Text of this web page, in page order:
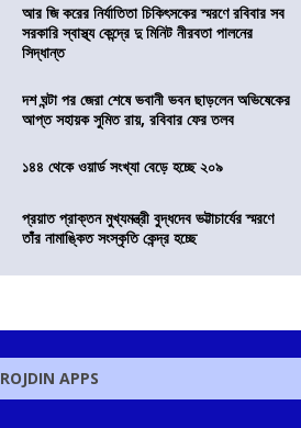
আর জি করের নির্যাতিতা চিকিৎসকের স্মরণে রবিবার সব
সরকারি স্বাস্থ্য কেন্দ্রে দু মিনিট নীরবতা পালনের
সিদ্ধান্ত
দশ ঘন্টা পর জেরা শেষে ভবানী ভবন ছাড়লেন অভিষেকের
আপ্ত সহায়ক সুমিত রায়, রবিবার ফের তলব
১৪৪ থেকে ওয়ার্ড সংখ্যা বেড়ে হচ্ছে ২০৯
প্রয়াত প্রাক্তন মুখ্যমন্ত্রী বুদ্ধদেব ভট্টাচার্যের স্মরণে
তাঁর নামাঙ্কিত সংস্কৃতি কেন্দ্র হচ্ছে
ROJDIN APPS